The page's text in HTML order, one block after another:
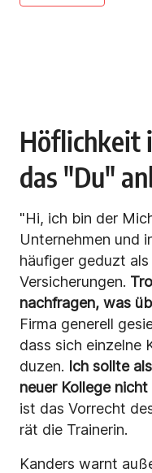
Höflichkeit
das "Du"
"Hi, ich bin der
Unternehmen und
häufiger geduzt
Versicherungen.
nachfragen, was
Firma generell
dass sich einzelne
duzen. Ich sollte
neuer Kollege
ist das Vorrecht
rät die Trainerin.
Kanders warnt